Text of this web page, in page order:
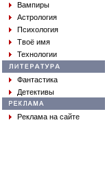
Вампиры
Астрология
Психология
Твоё имя
Технологии
Фантастика
Детективы
Реклама на сайте